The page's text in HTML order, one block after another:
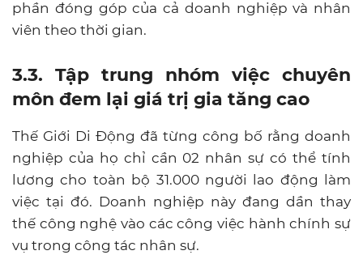
phần đóng góp của cả doanh nghiệp và nhân
viên theo thời gian.
3.3. Tập trung nhóm việc chuyên
môn đem lại giá trị gia tăng cao
Thế Giới Di Động đã từng công bố rằng doanh
nghiệp của họ chỉ cần 02 nhân sự có thể tính
lương cho toàn bộ 31.000 người lao động làm
việc tại đó. Doanh nghiệp này đang dần thay
thế công nghệ vào các công việc hành chính sự
vụ trong công tác nhân sự.